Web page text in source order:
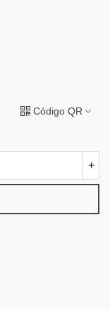
Código QR
+